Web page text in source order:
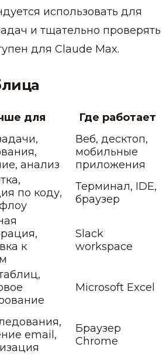
использовать для
и тщательно проверять
для Claude Max.
для Где работает
анализ
Веб, десктоп,
мобильные
приложения
по коду,
Терминал, IDE,
браузер
к
Slack
workspace
Microsoft Excel
email,
Браузер
Chrome